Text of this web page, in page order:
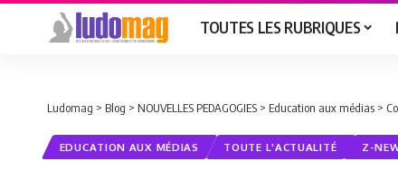
TOUTES LES RUBRIQUES
Ludomag > Blog > NOUVELLES PEDAGOGIES > Education aux médias >
EDUCATION AUX MÉDIAS TOUTE L'ACTUALITÉ Z-